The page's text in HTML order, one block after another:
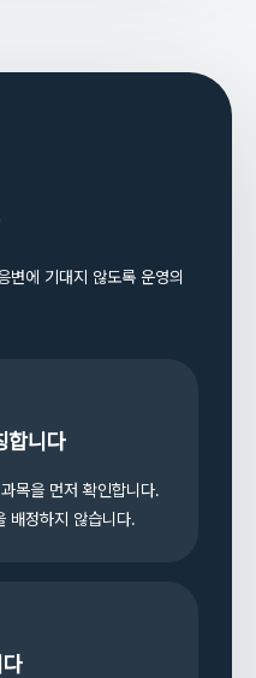
변에 기대지 않도록 운영의
합니다
목을 먼저 확인합니다.
배정하지 않습니다.